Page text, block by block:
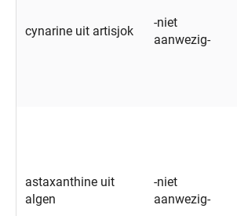
cynarine uit artisjok
-niet
aanwezig-
astaxanthine uit
algen
-niet
aanwezig-